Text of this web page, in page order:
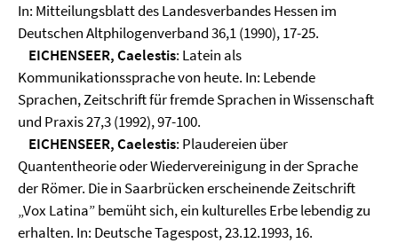
In: Mitteilungsblatt des Landesverbandes Hessen im
Deutschen Altphilogenverband 36,1 (1990), 17-25.
EICHENSEER, Caelestis: Latein als
Kommunikationssprache von heute. In: Lebende
Sprachen, Zeitschrift für fremde Sprachen in Wissenschaft
und Praxis 27,3 (1992), 97-100.
EICHENSEER, Caelestis: Plaudereien über
Quantentheorie oder Wiedervereinigung in der Sprache
der Römer. Die in Saarbrücken erscheinende Zeitschrift
„Vox Latina” bemüht sich, ein kulturelles Erbe lebendig zu
erhalten. In: Deutsche Tagespost, 23.12.1993, 16.